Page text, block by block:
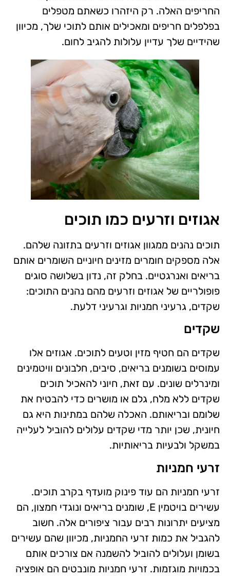
החריפים האלה. רק היזהרו כשאתם מטפלים
בפלפלים חריפים ומאכילים אותם לתוכי שלך, מכיוון
שהידיים שלך עדיין עלולות להגיב לחום.
אגוזים וזרעים כמו תוכים
תוכים נהנים ממגוון אגוזים וזרעים בתזונה שלהם.
אלה מספקים חומרים מזינים חיוניים השומרים אותם
בריאים ואנרגטיים. בחלק זה, נדון בשלושה סוגים
פופולריים של אגוזים וזרעים מהם נהנים התוכים:
שקדים, גרעיני חמניות וגרעיני דלעת.
שקדים
שקדים הם חטיף מזין וטעים לתוכים. אגוזים אלו
עמוסים בשומנים בריאים, סיבים, חלבונים וויטמינים
ומינרלים שונים. עם זאת, חיוני להאכיל תוכים
שקדים ללא מלח, גלם או מושרים כדי להבטיח את
שלומם ובריאותם. האכלה שלהם במתינות היא גם
חיונית, שכן יותר מדי שקדים עלולים להוביל לעלייה
במשקל ולבעיות בריאותיות.
זרעי חמניות
זרעי חמניות הם עוד פינוק מועדף בקרב תוכים.
עשירים בויטמין E, שומנים בריאים ונוגדי חמצון, הם
מציעים יתרונות רבים עבור ציפורים אלה. חשוב
להגביל את כמות זרעי החמניות, מכיוון שהם עשירים
בשומן ועלולים להוביל להשמנה אם צורכים אותם
בכמויות מוגזמות. זרעי חמניות מונבטים הם אופציה